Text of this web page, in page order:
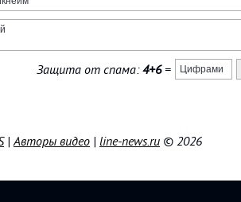
Защита от спама:4+6=
|Авторы видео | line-news.ru © 2026